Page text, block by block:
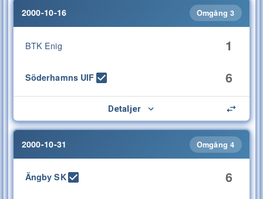
2000-10-16 Omgång 3
BTK Enig 1
Söderhamns UIF 6
Detaljer
2000-10-31 Omgång 4
Ängby SK 6